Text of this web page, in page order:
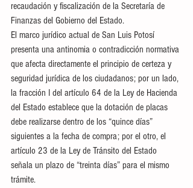
recaudación y fiscalización de la Secretaría de
Finanzas del Gobierno del Estado.
El marco jurídico actual de San Luis Potosí
presenta una antinomia o contradicción normativa
que afecta directamente el principio de certeza y
seguridad jurídica de los ciudadanos; por un lado,
la fracción I del artículo 64 de la Ley de Hacienda
del Estado establece que la dotación de placas
debe realizarse dentro de los “quince días”
siguientes a la fecha de compra; por el otro, el
artículo 23 de la Ley de Tránsito del Estado
señala un plazo de “treinta días” para el mismo
trámite.